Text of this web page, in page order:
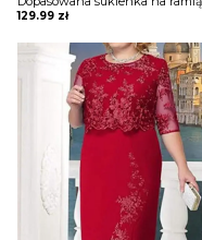
129.99 zł